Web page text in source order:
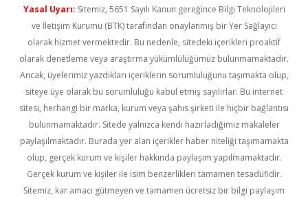
Yasal Uyarı: Sitemiz, 5651 Sayılı Kanun gereğince Bilgi Teknolojileri
ve İletişim Kurumu (BTK) tarafından onaylanmış bir Yer Sağlayıcı
olarak hizmet vermektedir. Bu nedenle, sitedeki içerikleri proaktif
olarak denetleme veya araştırma yükümlülüğümüz bulunmamaktadır.
Ancak, üyelerimiz yazdıkları içeriklerin sorumluluğunu taşımakta olup,
siteye üye olarak bu sorumluluğu kabul etmiş sayılırlar. Bu internet
sitesi, herhangi bir marka, kurum veya şahıs şirketi ile hiçbir bağlantısı
bulunmamaktadır. Sitede yalnızca kendi hazırladığımız makaleler
paylaşılmaktadır. Burada yer alan içerikler haber niteliği taşımamakta
olup, gerçek kurum ve kişiler hakkında paylaşım yapılmamaktadır.
Gerçek kurum ve kişiler ile isim benzerlikleri tamamen tesadüfidir.
Sitemiz, kar amacı gütmeyen ve tamamen ücretsiz bir bilgi paylaşım